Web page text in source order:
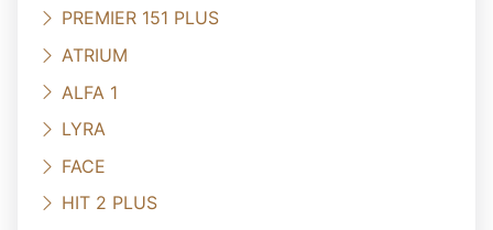
PREMIER 151 PLUS
ATRIUM
ALFA 1
LYRA
FACE
HIT 2 PLUS